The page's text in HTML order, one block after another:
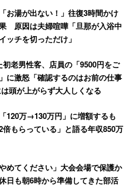
一緒だと大人しく買い物」
お湯が出ない！」往復3時間かけ
原因は夫婦喧嘩「旦那が入浴中
ッチを切っただけ」
老男性客、店員の「9500円をご
に激怒「確認するのはお前の仕事
頭が上がらず大人しくなる
120万→130万円」に増額するも
倍もらっている」と語る年収850万
めてください」大会会場で保護か
日も朝6時から準備してきた部活